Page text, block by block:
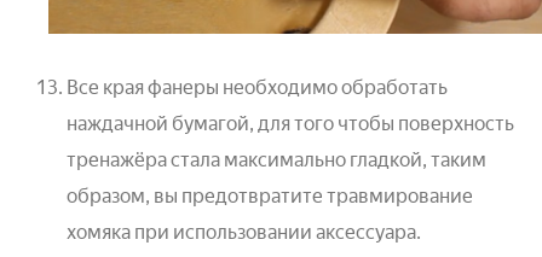
Все края фанеры необходимо обработать
наждачной бумагой, для того чтобы поверхность
тренажёра стала максимально гладкой, таким
образом, вы предотвратите травмирование
хомяка при использовании аксессуара.